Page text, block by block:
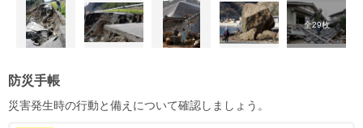
全29枚
防災手帳
災害発生時の行動と備えについて確認しましょう。